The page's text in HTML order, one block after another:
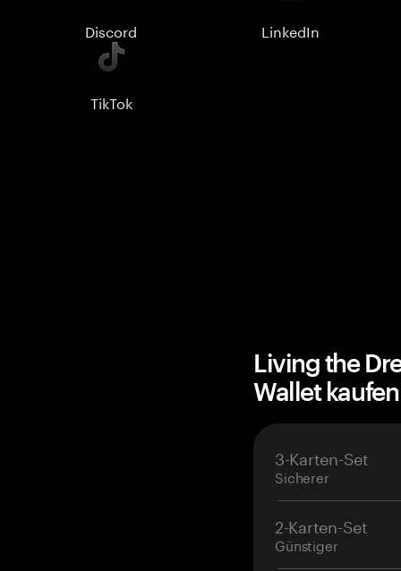
Discord LinkedIn
TikTok
Living the
Wallet
3-Karten-Set
Sicherer
2-Karten-Set
Günstiger